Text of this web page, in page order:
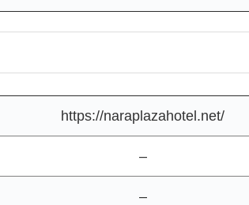
https://naraplazahotel.net/
–
–